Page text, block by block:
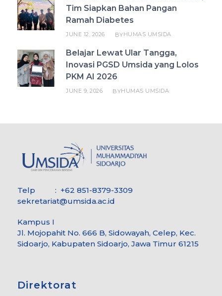
Tim Siapkan Bahan Pangan
Ramah Diabetes
JUNE 12, 2026 BYHUMAS UMSIDA
Belajar Lewat Ular Tangga,
Inovasi PGSD Umsida yang Lolos
PKM AI 2026
JUNE 9, 2026 BYHUMAS UMSIDA
Telp : +62 851-8379-3309
sekretariat@umsida.ac.id
Kampus I
Jl. Mojopahit No. 666 B, Sidowayah, Celep, Kec.
Sidoarjo, Kabupaten Sidoarjo, Jawa Timur 61215
Direktorat